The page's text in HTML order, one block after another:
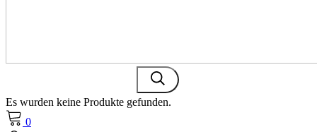
Es wurden keine Produkte gefunden.
0